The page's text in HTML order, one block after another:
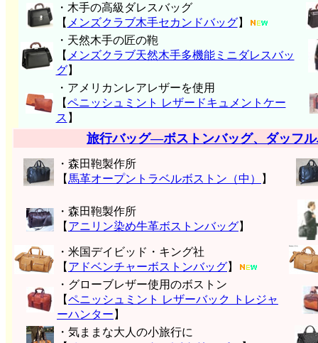
・木手の高級ダレスバッグ
【 メンズクラブ木手セカンドバッグ】
・天然木手の匠の鞄
【 メンズクラブ天然木手多機能ミニダレスバッ
グ】
・アメリカンレアレザーを使用
【ペニッシュミント レザードキュメントケー
ス 】
旅行バッグ―ボストンバッグ、ダッフ
・森田鞄製作所
【 馬革オープントラベルボストン（中） 】
・森田鞄製作所
【 アニリン染め牛革ボストンバッグ】
・米国デイビッド・キング社
【 アドベンチャーボストンバッグ】
・グローブレザー使用のボストン
【ペニッシュミント レザーバック トレジャ
ーハンター 】
・気ままな大人の小旅行に